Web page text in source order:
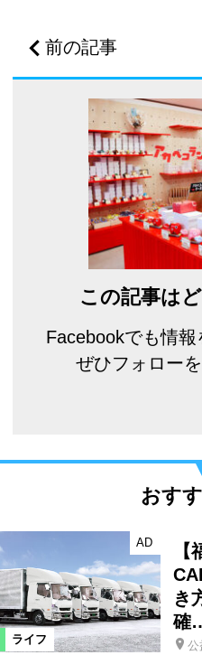
前の記事
この記事は
Facebookでも情報
ぜひフォロー
おす
ライフ
AD
き
確
公